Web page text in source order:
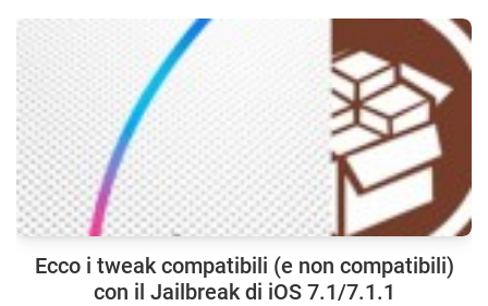
Ecco i tweak compatibili (e non compatibili)
con il Jailbreak di iOS 7.1/7.1.1